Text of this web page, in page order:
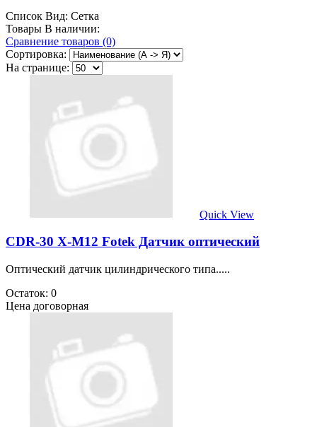
Список Вид: Сетка
Товары В наличии:
Сравнение товаров (0)
Сортировка:
На странице:
Quick View
CDR-30 X-M12 Fotek Датчик оптический
Оптический датчик цилиндрического типа.....
Остаток: 0
Цена договорная